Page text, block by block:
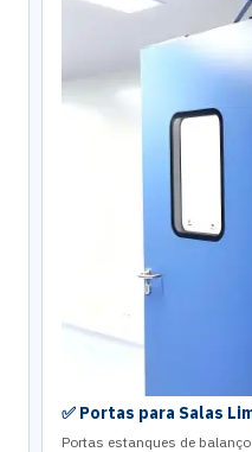
✅ Portas para Salas
Portas estanques de